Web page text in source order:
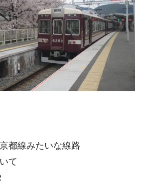
都線みたいな線路
て